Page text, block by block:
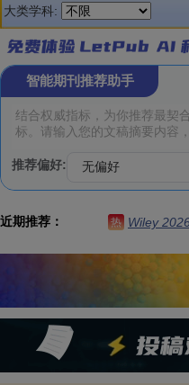
大类学科:
智能期刊推荐助手
推荐偏好:
近期推荐： 热 Wiley